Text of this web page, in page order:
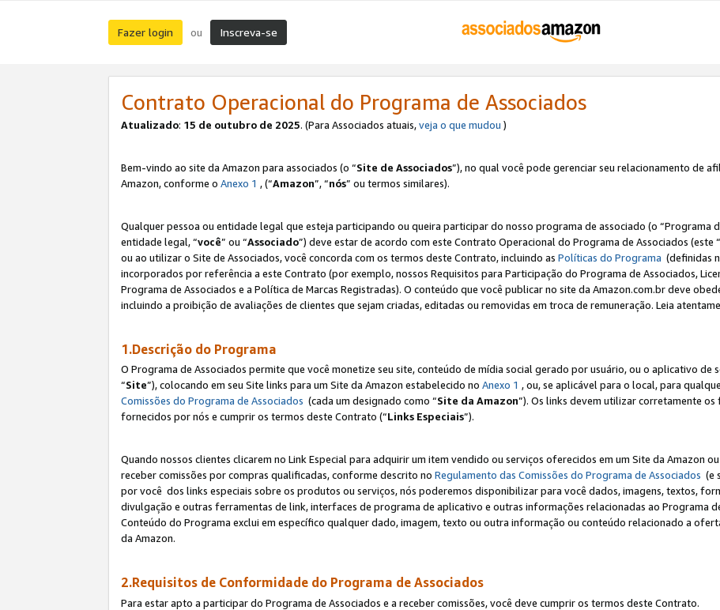
Fazer login ou Inscreva-se
Contrato Operacional do Programa de Associados
Atualizado: 15 de outubro de 2025. (Para Associados atuais,veja o que mudou )
Bem-vindo ao site da Amazon para associados (o “Site de Associados”), no qual você pode gerenciar seu relacionamento de
Amazon, conforme o Anexo 1 , (“Amazon”, “nós” ou termos similares).
Qualquer pessoa ou entidade legal que esteja participando ou queira participar do nosso programa de associado (o “Programa
entidade legal, “você” ou “Associado”) deve estar de acordo com este Contrato Operacional do Programa de Associados (este “
ou ao utilizar o Site de Associados, você concorda com os termos deste Contrato, incluindo as Políticas do Programa (definidas
incorporados por referência a este Contrato (por exemplo, nossos Requisitos para Participação do Programa de Associados,
Programa de Associados e a Política de Marcas Registradas). O conteúdo que você publicar no site da Amazon.com.br deve
incluindo a proibição de avaliações de clientes que sejam criadas, editadas ou removidas em troca de remuneração. Leia
1.Descrição do Programa
O Programa de Associados permite que você monetize seu site, conteúdo de mídia social gerado por usuário, ou o aplicativo
“Site”), colocando em seu Site links para um Site da Amazon estabelecido no Anexo 1 , ou, se aplicável para o local, para
Comissões do Programa de Associados (cada um designado como “Site da Amazon”). Os links devem utilizar corretamente os
fornecidos por nós e cumprir os termos deste Contrato (“Links Especiais”).
Quando nossos clientes clicarem no Link Especial para adquirir um item vendido ou serviços oferecidos em um Site da Amazon
receber comissões por compras qualificadas, conforme descrito no Regulamento das Comissões do Programa de Associados (e
por você dos links especiais sobre os produtos ou serviços, nós poderemos disponibilizar para você dados, imagens, textos,
divulgação e outras ferramentas de link, interfaces de programa de aplicativo e outras informações relacionadas ao Programa
Conteúdo do Programa exclui em específico qualquer dado, imagem, texto ou outra informação ou conteúdo relacionado a
da Amazon.
2.Requisitos de Conformidade do Programa de Associados
Para estar apto a participar do Programa de Associados e a receber comissões, você deve cumprir os termos deste Contrato.